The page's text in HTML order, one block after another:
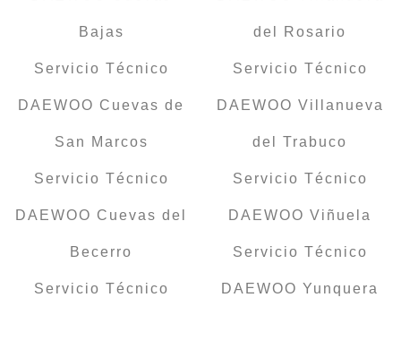
Bajas
Servicio Técnico
DAEWOO Cuevas de
San Marcos
Servicio Técnico
DAEWOO Cuevas del
Becerro
Servicio Técnico
del Rosario
Servicio Técnico
DAEWOO Villanueva
del Trabuco
Servicio Técnico
DAEWOO Viñuela
Servicio Técnico
DAEWOO Yunquera